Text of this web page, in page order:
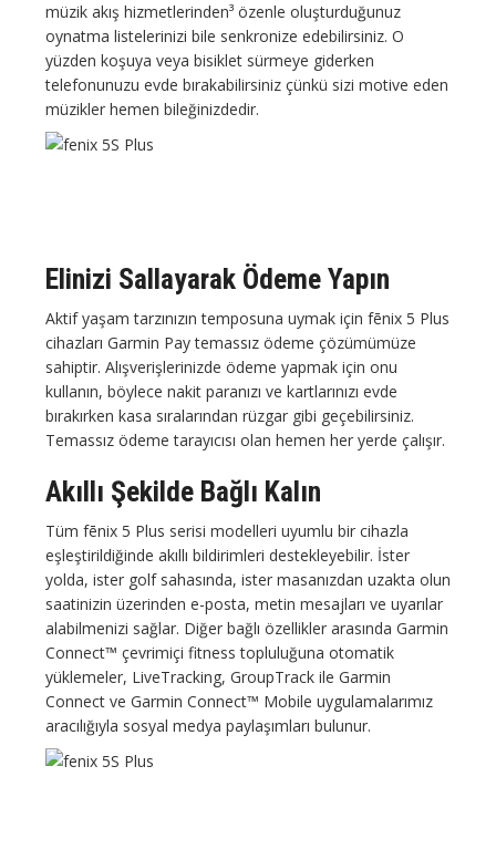
müzik akış hizmetlerinden³ özenle oluşturduğunuz
oynatma listelerinizi bile senkronize edebilirsiniz. O
yüzden koşuya veya bisiklet sürmeye giderken
telefonunuzu evde bırakabilirsiniz çünkü sizi motive eden
müzikler hemen bileğinizdedir.
Elinizi Sallayarak Ödeme Yapın
Aktif yaşam tarzınızın temposuna uymak için fēnix 5 Plus
cihazları Garmin Pay temassız ödeme çözümümüze
sahiptir. Alışverişlerinizde ödeme yapmak için onu
kullanın, böylece nakit paranızı ve kartlarınızı evde
bırakırken kasa sıralarından rüzgar gibi geçebilirsiniz.
Temassız ödeme tarayıcısı olan hemen her yerde çalışır.
Akıllı Şekilde Bağlı Kalın
Tüm fēnix 5 Plus serisi modelleri uyumlu bir cihazla
eşleştirildiğinde akıllı bildirimleri destekleyebilir. İster
yolda, ister golf sahasında, ister masanızdan uzakta olun
saatinizin üzerinden e-posta, metin mesajları ve uyarılar
alabilmenizi sağlar. Diğer bağlı özellikler arasında Garmin
Connect™ çevrimiçi fitness topluluğuna otomatik
yüklemeler, LiveTracking, GroupTrack ile Garmin
Connect ve Garmin Connect™ Mobile uygulamalarımız
aracılığıyla sosyal medya paylaşımları bulunur.